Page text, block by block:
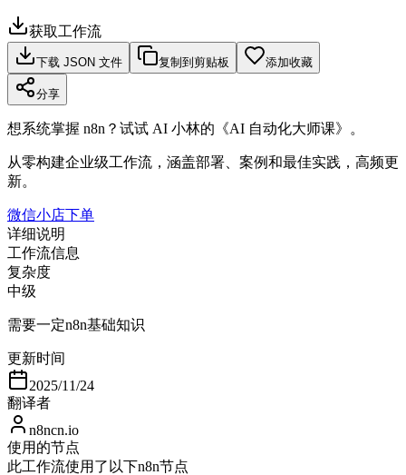
获取工作流
下载 JSON 文件 复制到剪贴板 添加收藏
分享
想系统掌握 n8n？试试 AI 小林的《AI 自动化大师课》。
从零构建企业级工作流，涵盖部署、案例和最佳实践，高频更
新。
微信小店下单
详细说明
工作流信息
复杂度
中级
需要一定n8n基础知识
更新时间
2025/11/24
翻译者
n8ncn.io
使用的节点
此工作流使用了以下n8n节点